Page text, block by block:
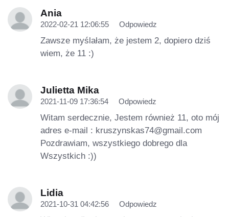
Ania
2022-02-21 12:06:55 Odpowiedz
Zawsze myślałam, że jestem 2, dopiero dziś
wiem, że 11 :)
Julietta Mika
2021-11-09 17:36:54 Odpowiedz
Witam serdecznie, Jestem również 11, oto mój
adres e-mail : kruszynskas74@gmail.com
Pozdrawiam, wszystkiego dobrego dla
Wszystkich :))
Lidia
2021-10-31 04:42:56 Odpowiedz